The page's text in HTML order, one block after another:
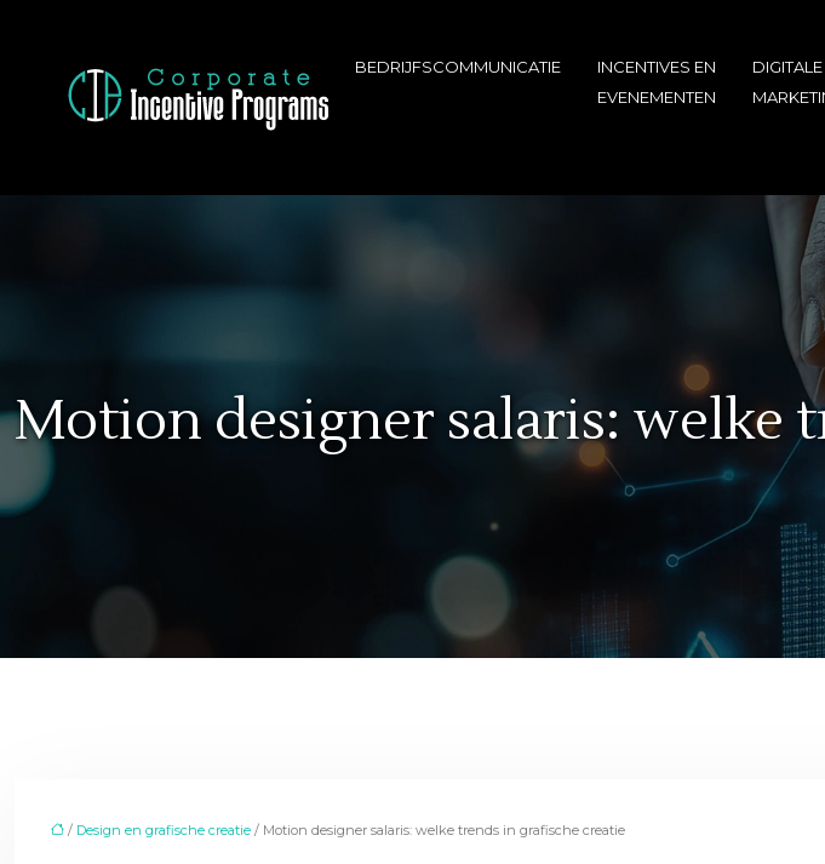
BEDRIJFSCOMMUNICATIE
INCENTIVES EN
EVENEMENTEN
DIGITALE
Motion designer salaris: welke
/ Design en grafische creatie / Motion designer salaris: welke trends in grafische creatie